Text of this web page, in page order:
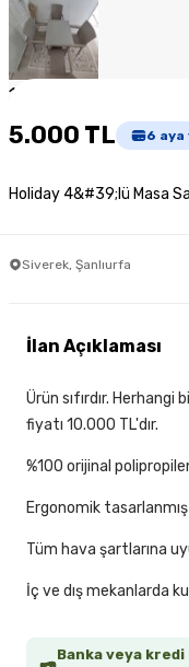
1
5.000 TL 6
Holiday 4&#39;lü Masa
Siverek, Şanlıurfa
Banka veya kredi
İlan Açıklaması
Ürün sıfırdır.
fiyatı 10.000 TL'dır.
%100 orijinal
Ergonomik
Tüm hava şartlarına
İç ve dış mekanlarda